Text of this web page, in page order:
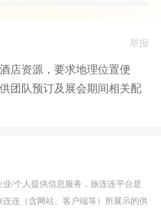
举报
店资源，要求地理位置便
团队预订及展会期间相关配
/个人提供信息服务，旅连连平台是
连（含网站、客户端等）所展示的供